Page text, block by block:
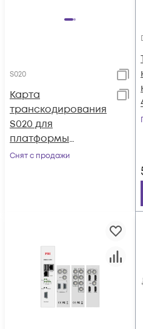
S020
Карта
транскодирования
S020 для
платформы
Sumavision MBX100
Снят с продажи